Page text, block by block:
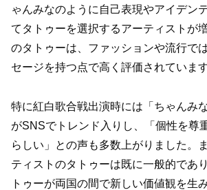
ゃんみなのように自己表現やアイデン
てタトゥーを選択するアーティストが
のタトゥーは、ファッションや流行で
セージを持つ点で高く評価されています
特に紅白歌合戦出演時には「ちゃんみ
がSNSでトレンド入りし、「個性を尊
らしい」との声も多数上がりました。
ティストのタトゥーは既に一般的であ
トゥーが両国の間で新しい価値観を生